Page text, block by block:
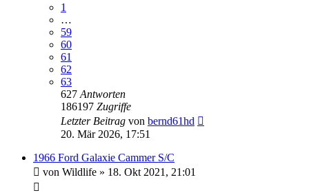
1
…
59
60
61
62
63
627 Antworten
186197 Zugriffe
Letzter Beitrag von bernd61hd
20. Mär 2026, 17:51
1966 Ford Galaxie Cammer S/C
von Wildlife » 18. Okt 2021, 21:01